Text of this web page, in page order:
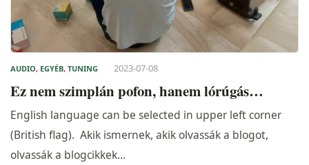
AUDIO, EGYÉB, TUNING 2023-07-08
Ez nem szimplán pofon, hanem lórúgás…
English language can be selected in upper left corner
(British flag). Akik ismernek, akik olvassák a blogot,
olvassák a blogcikkek…